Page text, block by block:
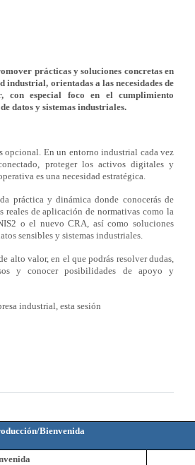
prácticas y soluciones concretas en
industrial, orientadas a las necesidades de
con especial foco en el cumplimiento
datos y sistemas industriales.
opcional. En un entorno industrial cada vez
proteger los activos digitales y
es una necesidad estratégica.
práctica y dinámica donde conocerás de
reales de aplicación de normativas como la
o el nuevo CRA, así como soluciones
sensibles y sistemas industriales.
alto valor, en el que podrás resolver dudas,
y conocer posibilidades de apoyo y
industrial, esta sesión
Bienvenida